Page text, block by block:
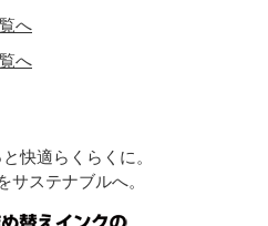
へ
へ
快適らくらくに。
サステナブルへ。